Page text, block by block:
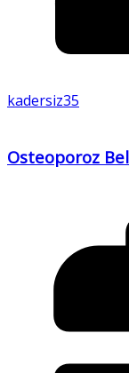
kadersiz35
Osteoporoz